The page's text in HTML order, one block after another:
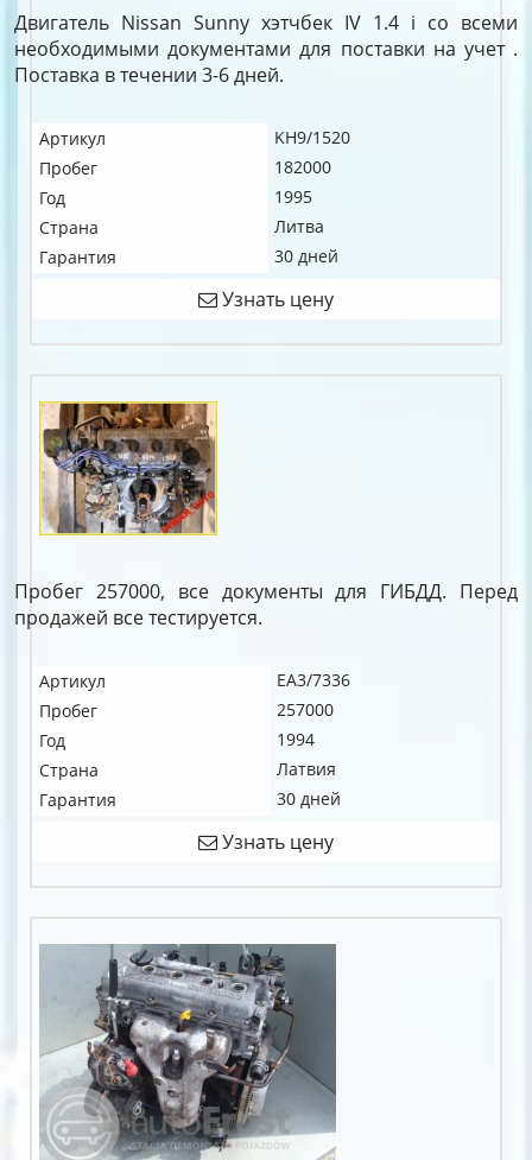
Двигатель Nissan Sunny хэтчбек IV 1.4 i со всеми
необходимыми документами для поставки на учет .
Поставка в течении 3-6 дней.
Артикул
KH9/1520
Пробег
182000
Год
1995
Страна
Литва
Гарантия
30 дней
Узнать цену
Пробег 257000, все документы для ГИБДД. Перед
продажей все тестируется.
Артикул
EA3/7336
Пробег
257000
Год
1994
Страна
Латвия
Гарантия
30 дней
Узнать цену